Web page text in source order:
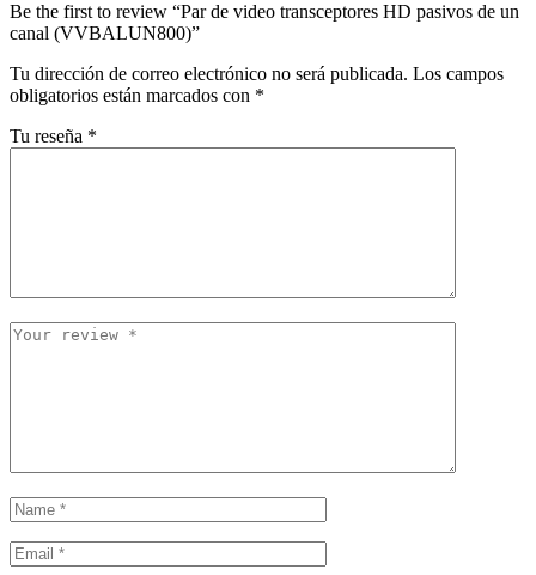
Be the first to review “Par de video transceptores HD pasivos de un
canal (VVBALUN800)”
Tu dirección de correo electrónico no será publicada. Los campos
obligatorios están marcados con *
Tu reseña *